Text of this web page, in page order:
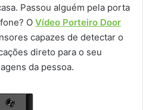
Passou alguém pela porta
O Vídeo Porteiro Door
capazes de detectar o
direto para o seu
da pessoa.